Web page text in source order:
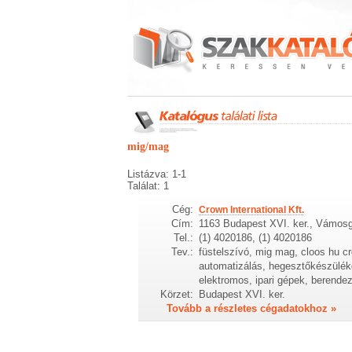
mig/mag
Listázva: 1-1
Találat: 1
Cég: Crown International Kft.
Cím: 1163 Budapest XVI. ker.,
Tel.: (1) 4020186, (1) 4020186
Tev.: füstelszívó, mig mag, cloos hu
automatizálás,
elektromos, ipari gépek,
Körzet: Budapest XVI. ker.
Tovább a részletes cégadatokhoz »